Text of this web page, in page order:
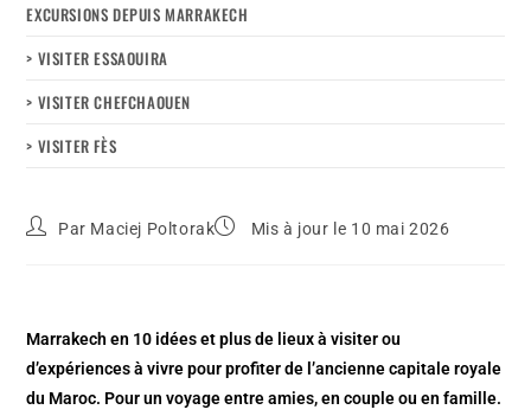
EXCURSIONS DEPUIS MARRAKECH
> VISITER ESSAOUIRA
> VISITER CHEFCHAOUEN
> VISITER FÈS
Par Maciej Poltorak Mis à jour le 10 mai 2026
Marrakech en 10 idées et plus de lieux à visiter ou
d’expériences à vivre pour profiter de l’ancienne capitale royale
du Maroc. Pour un voyage entre amies, en couple ou en famille.